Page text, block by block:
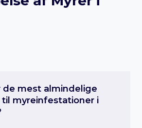
de mest almindelige
til myreinfestationer i